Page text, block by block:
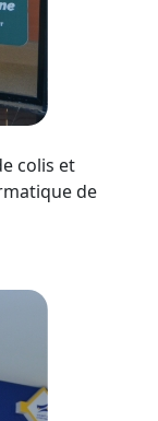
colis et
de